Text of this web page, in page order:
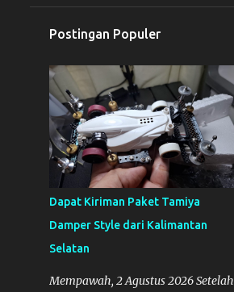
4
Februari
Januari
2024
237
Desember
8
November
Oktober
September
36
Postingan Populer
Dapat Kiriman Paket Tamiya
Damper Style dari Kalimantan
Selatan
Mempawah, 2 Agustus 2026 Setelah